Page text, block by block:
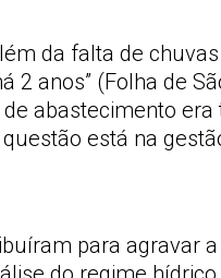
da falta de
2 anos” (Folha de
abastecimento
está na
para agravar